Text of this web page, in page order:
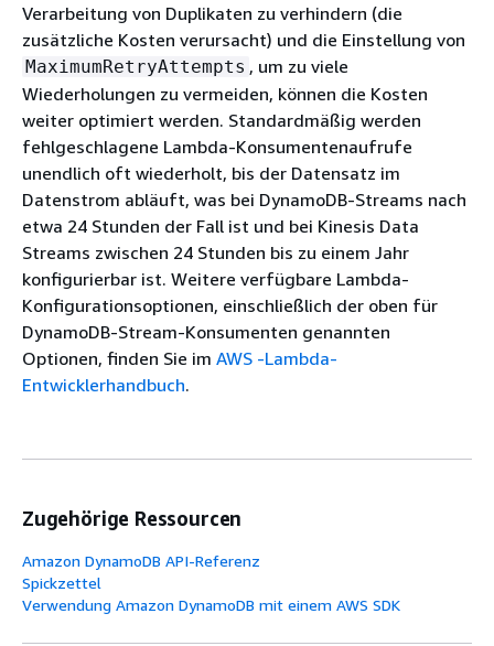
Verarbeitung von Duplikaten zu verhindern (die
zusätzliche Kosten verursacht) und die Einstellung von
MaximumRetryAttempts , um zu viele
Wiederholungen zu vermeiden, können die Kosten
weiter optimiert werden. Standardmäßig werden
fehlgeschlagene Lambda-Konsumentenaufrufe
unendlich oft wiederholt, bis der Datensatz im
Datenstrom abläuft, was bei DynamoDB-Streams nach
etwa 24 Stunden der Fall ist und bei Kinesis Data
Streams zwischen 24 Stunden bis zu einem Jahr
konfigurierbar ist. Weitere verfügbare Lambda-
Konfigurationsoptionen, einschließlich der oben für
DynamoDB-Stream-Konsumenten genannten
Optionen, finden Sie im AWS -Lambda-
Entwicklerhandbuch.
Zugehörige Ressourcen
Amazon DynamoDB API-Referenz
Spickzettel
Verwendung Amazon DynamoDB mit einem AWS SDK